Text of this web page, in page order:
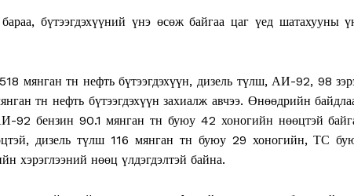
PRO
Contact us
Subscription Plans
My account
бүтээгдэхүүний үнэ өсөж байгаа цаг үед шатахууны
мянган тн нефть бүтээгдэхүүн, дизель түлш, АИ-92, 98
тн нефть бүтээгдэхүүн захиалж авчээ. Өнөөдрийн
92 бензин 90.1 мянган тн буюу 42 хоногийн нөөцтэй
дизель түлш 116 мянган тн буюу 29 хоногийн, ТС
хэрэглээний нөөц үлдэгдэлтэй байна.